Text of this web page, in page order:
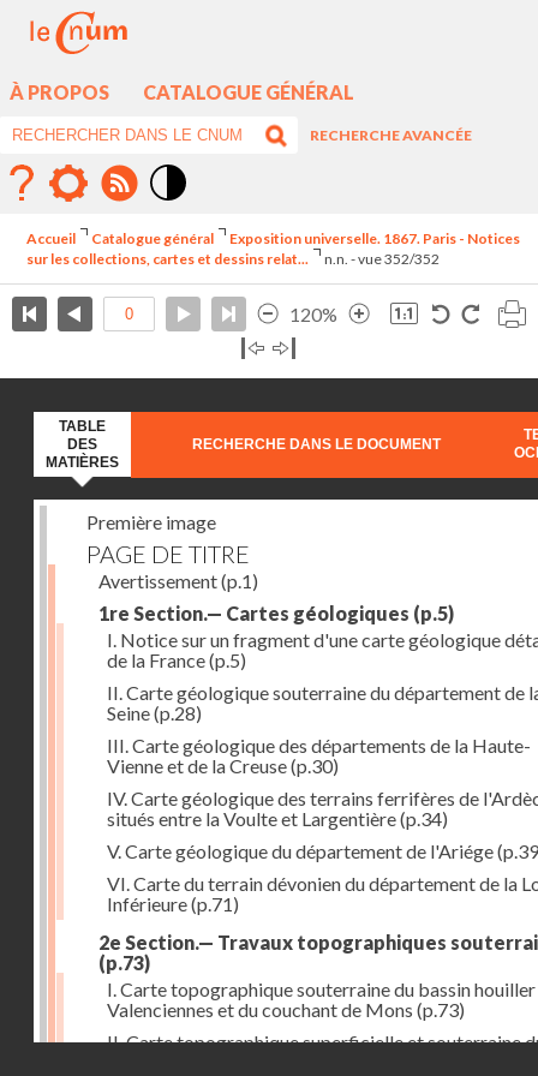
À PROPOS CATALOGUE GÉNÉRAL
RECHERCHE AVANCÉE
élévé
Accueil Catalogue général
Exposition universelle. 1867. Paris - Notices
sur les collections, cartes et dessins relat...
n.n. - vue 352/352
120%
TABLE
DES
MATIÈRES
RECHERCHE DANS LE DOCUMENT
Première image
PAGE DE TITRE
Avertissement(p.1)
1re Section.— Cartes géologiques (p.5)
I. Notice sur un fragment d'une carte géologique
de la France(p.5)
II. Carte géologique souterraine du département de
Seine(p.28)
III. Carte géologique des départements de la Haute-
Vienne et de la Creuse(p.30)
IV. Carte géologique des terrains ferrifères de
situés entre la Voulte et Largentière(p.34)
V. Carte géologique du département de l'Ariége
VI. Carte du terrain dévonien du département de la
Inférieure(p.71)
2e Section.— Travaux topographiques
(p.73)
I. Carte topographique souterraine du bassin
Valenciennes et du couchant de Mons (p.73)
II. Carte topographique superficielle et souterraine